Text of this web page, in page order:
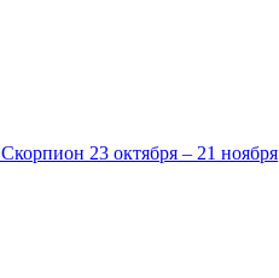
Скорпион 23 октября – 21 ноября